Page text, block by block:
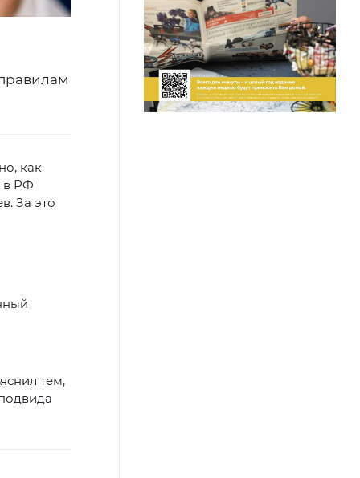
как
в РФ
За это
тем,